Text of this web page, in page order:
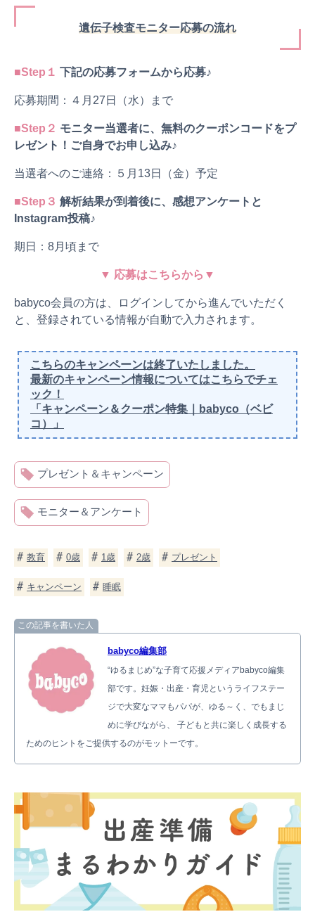
遺伝子検査モニター応募の流れ
■Step１ 下記の応募フォームから応募♪
応募期間：４月27日（水）まで
■Step２ モニター当選者に、無料のクーポンコードをプ
レゼント！ご自身でお申し込み♪
当選者へのご連絡：５月13日（金）予定
■Step３ 解析結果が到着後に、感想アンケートと
Instagram投稿♪
期日：8月頃まで
▼ 応募はこちらから▼
babyco会員の方は、ログインしてから進んでいただく
と、登録されている情報が自動で入力されます。
こちらのキャンペーンは終了いたしました。
最新のキャンペーン情報についてはこちらでチェ
ック！
「キャンペーン＆クーポン特集｜babyco（ベビ
コ）」
プレゼント＆キャンペーン
モニター＆アンケート
教育 0歳 1歳 2歳 プレゼント
キャンペーン 睡眠
この記事を書いた人
babyco編集部
“ゆるまじめ”な子育て応援メディアbabyco編集
部です。妊娠・出産・育児というライフステー
ジで大変なママもパパが、ゆる～く、でもまじ
めに学びながら、 子どもと共に楽しく成長する
ためのヒントをご提供するのがモットーです。